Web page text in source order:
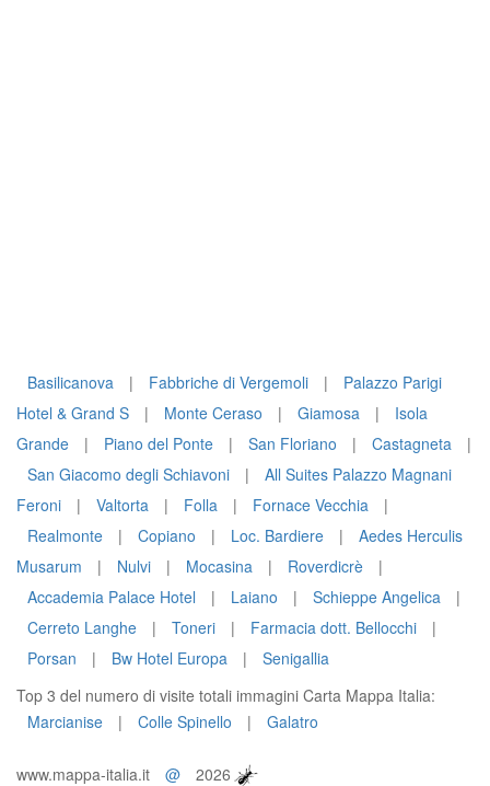
Basilicanova | Fabbriche di Vergemoli |
Palazzo Parigi
Hotel & Grand S
| Monte Ceraso | Giamosa |
Isola
Grande
| Piano del Ponte | San Floriano | Castagneta
|
San Giacomo degli Schiavoni
|
All Suites Palazzo Magnani
Feroni
| Valtorta | Folla | Fornace Vecchia
|
Realmonte
| Copiano | Loc. Bardiere |
Aedes Herculis
Musarum
| Nulvi | Mocasina | Roverdicrè
|
Accademia Palace Hotel
| Laiano | Schieppe Angelica
|
Cerreto Langhe
| Toneri | Farmacia dott. Bellocchi
|
Porsan
| Bw Hotel Europa |
Senigallia
Top 3 del numero di visite totali immagini Carta Mappa Italia:
Marcianise
| Colle Spinello | Galatro
www.mappa-italia.it @ 2026